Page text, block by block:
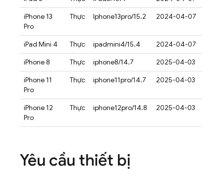
iPhone 13
Pro
Thực Iphone13pro/15.2 2024-04-07
iPad Mini 4 Thực ipadmini4/15.4
2024-04-07
iPhone 8
Thực iphone8/14.7
2025-04-03
iPhone 11
Pro
Thực iphone11pro/14.7 2025-04-03
iPhone 12
Pro
Thực iphone12pro/14.8 2025-04-03
Yêu cầu thiết bị